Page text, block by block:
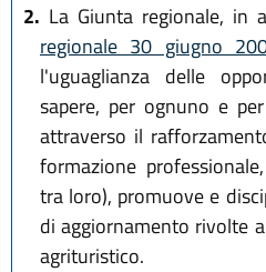
2. La Giunta regionale, in
regionale 30 giugno
l'uguaglianza delle
sapere, per ognuno e
attraverso il
formazione
tra loro), promuove e
di aggiornamento rivolte
agrituristico.